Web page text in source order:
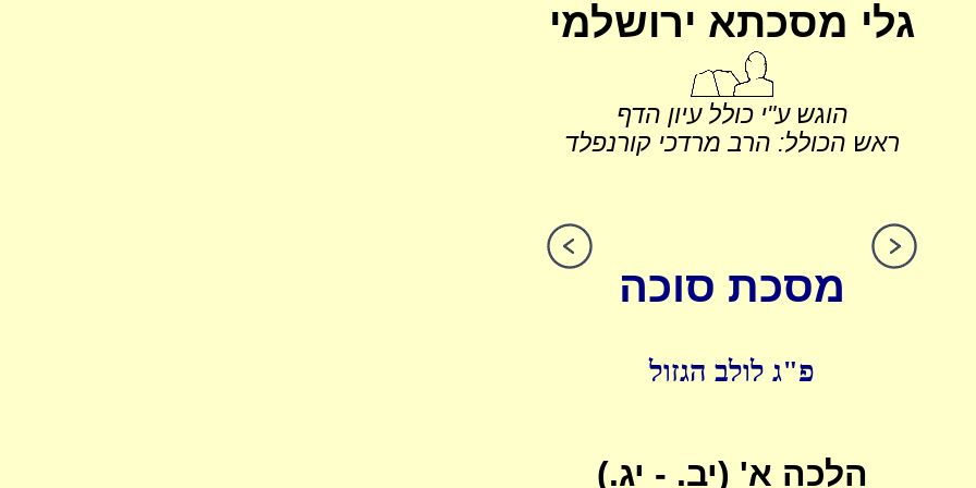
גלי מסכתא ירושלמי
הוגש ע"י כולל עיון הדף
ראש הכולל: הרב מרדכי קורנפלד
מסכת סוכה
פ"ג לולב הגזול
הלכה א' (יב. - יג.)